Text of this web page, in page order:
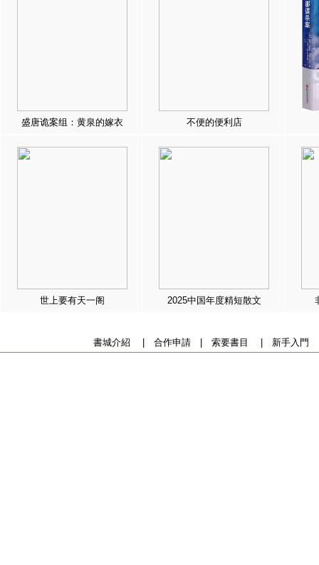
盛唐诡案组：黄泉的嫁衣 不便的便利店
世上要有天一阁 2025中国年度精短散文
書城介紹 合作申請| 索要書目 新手入門